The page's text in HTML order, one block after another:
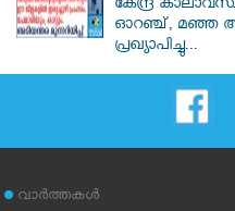
കേന്ദ്ര
ഓറഞ്ച്, മഞ്ഞ
പ്രഖ്യാപിച്ചു...
വാര്‍ത്തകള്‍